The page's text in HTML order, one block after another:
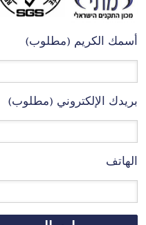
أسمك الكريم (مطلوب)
بريدك الإلكتروني (مطلوب)
الهاتف